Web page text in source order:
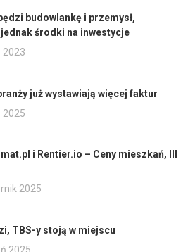
budowlankę i przemysł,
środki na inwestycje
2023
już wystawiają więcej faktur
2025
i Rentier.io – Ceny mieszkań, III
2025
TBS-y stoją w miejscu
2025